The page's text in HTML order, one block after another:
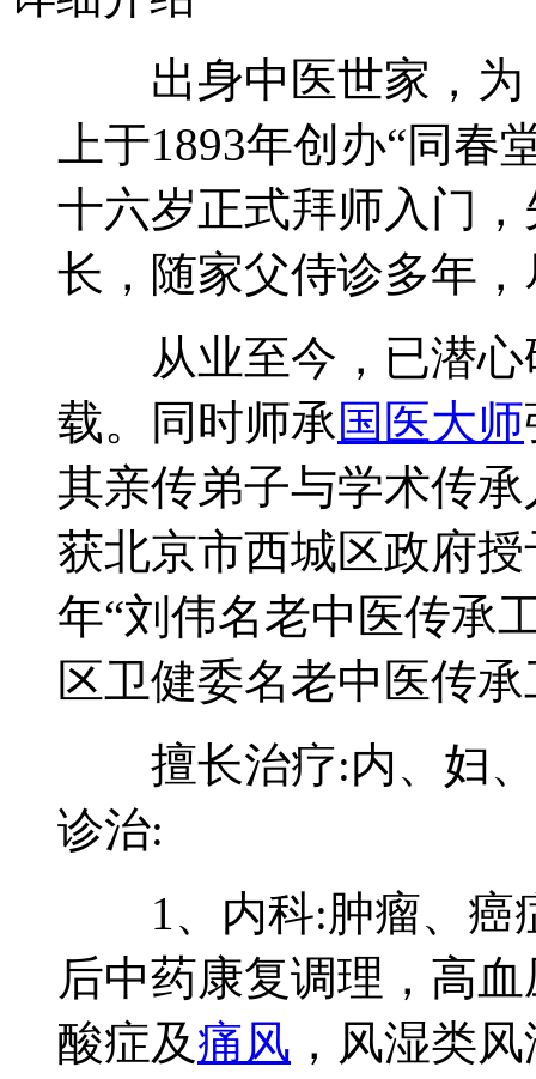
出身中医世家，为
上于1893年创办“同
十六岁正式拜师入门
长，随家父侍诊多年
从业至今，已潜心
载。同时师承国医大师
其亲传弟子与学术传
获北京市西城区政府
年“刘伟名老中医传承
区卫健委名老中医传
擅长治疗:内、妇、
诊治:
1、内科:肿瘤、癌
后中药康复调理，高
酸症及痛风 ，风湿类